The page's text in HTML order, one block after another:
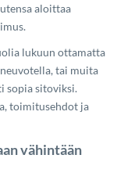
aloittaa
lukuun ottamatta
tai muita
sopia sitoviksi.
toimitusehdot ja
vähintään